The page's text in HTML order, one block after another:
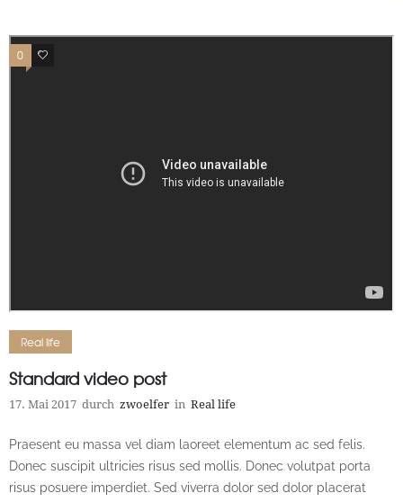
0 0
Real life
Standard video post
17. Mai 2017 durch zwoelfer in Real life
Praesent eu massa vel diam laoreet elementum ac sed felis.
Donec suscipit ultricies risus sed mollis. Donec volutpat porta
risus posuere imperdiet. Sed viverra dolor sed dolor placerat